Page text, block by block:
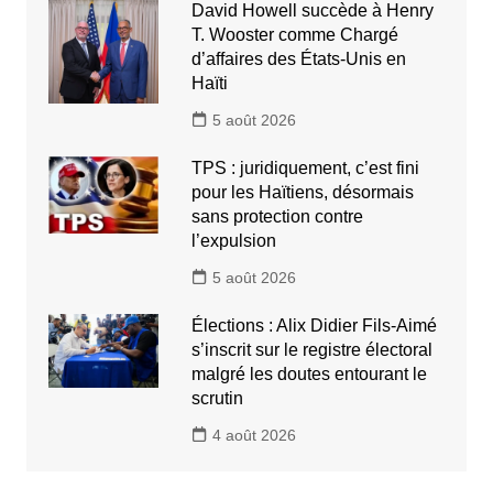
David Howell succède à Henry
T. Wooster comme Chargé
d’affaires des États-Unis en
Haïti
5 août 2026
TPS : juridiquement, c’est fini
pour les Haïtiens, désormais
sans protection contre
l’expulsion
5 août 2026
Élections : Alix Didier Fils-Aimé
s’inscrit sur le registre électoral
malgré les doutes entourant le
scrutin
4 août 2026